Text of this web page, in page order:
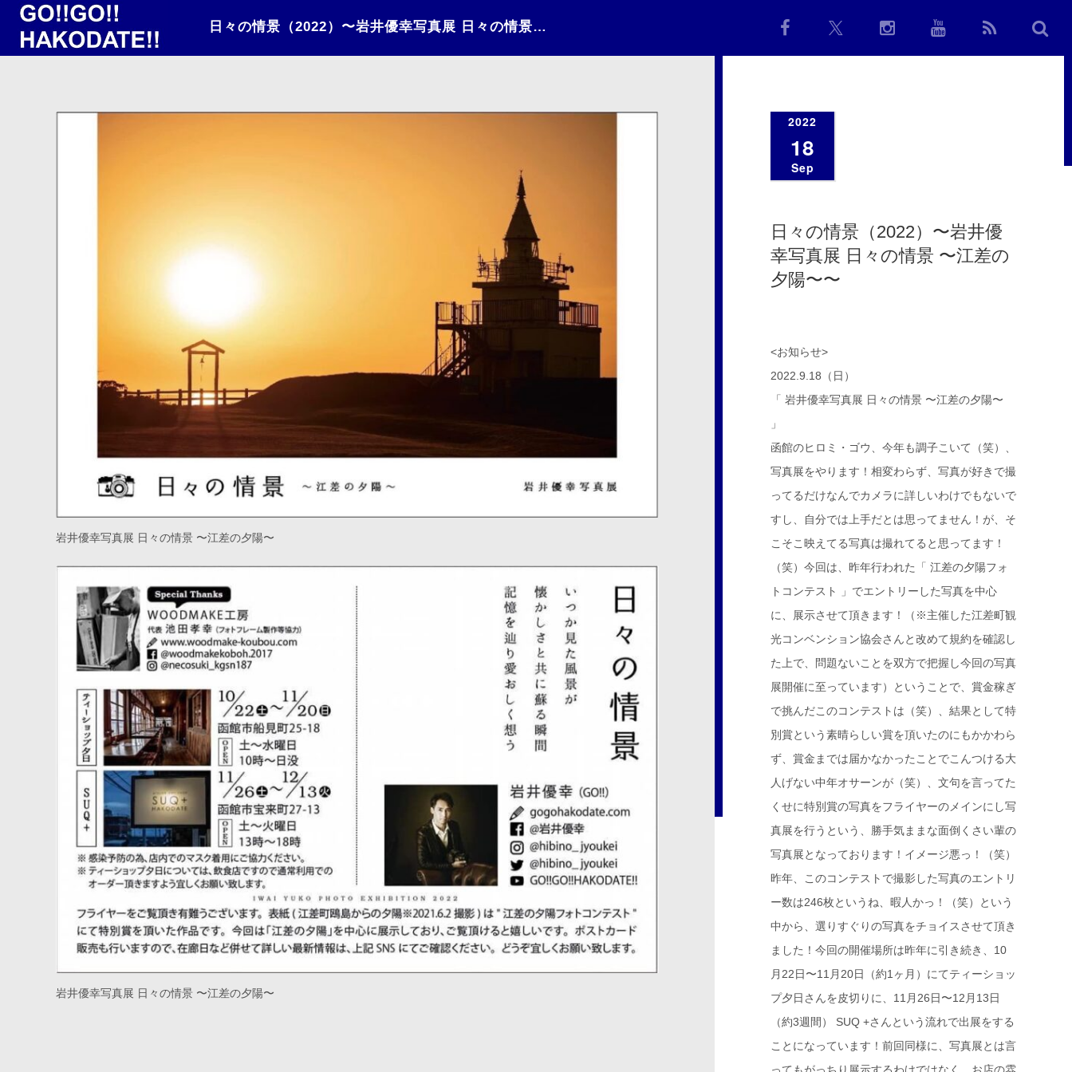
日々の情景（2022）〜岩井優幸写真展 日々の情景 〜江差の夕陽〜〜
岩井優幸写真展 日々の情景 〜江差の夕陽〜
岩井優幸写真展 日々の情景 〜江差の夕陽〜
2022
18
Sep
日々の情景（2022）〜岩井優
幸写真展 日々の情景 〜江差の
夕陽〜〜
<お知らせ>
2022.9.18（日）
「 岩井優幸写真展 日々の情景 〜江差の夕陽〜
」
函館のヒロミ・ゴウ、今年も調子こいて（笑）、
写真展をやります！相変わらず、写真が好きで撮
ってるだけなんでカメラに詳しいわけでもないで
すし、自分では上手だとは思ってません！が、そ
こそこ映えてる写真は撮れてると思ってます！
（笑）今回は、昨年行われた「 江差の夕陽フォ
トコンテスト 」でエントリーした写真を中心
に、展示させて頂きます！（※主催した江差町観
光コンベンション協会さんと改めて規約を確認し
た上で、問題ないことを双方で把握し今回の写真
展開催に至っています）ということで、賞金稼ぎ
で挑んだこのコンテストは（笑）、結果として特
別賞という素晴らしい賞を頂いたのにもかかわら
ず、賞金までは届かなかったことでこんつける大
人げない中年オサーンが（笑）、文句を言ってた
くせに特別賞の写真をフライヤーのメインにし写
真展を行うという、勝手気ままな面倒くさい輩の
写真展となっております！イメージ悪っ！（笑）
昨年、このコンテストで撮影した写真のエントリ
ー数は246枚というね、暇人かっ！（笑）という
中から、選りすぐりの写真をチョイスさせて頂き
ました！今回の開催場所は昨年に引き続き、10
月22日〜11月20日（約1ヶ月）にてティーショッ
プ夕日さんを皮切りに、11月26日〜12月13日
（約3週間） SUQ +さんという流れで出展をする
ことになっています！前回同様に、写真展とは言